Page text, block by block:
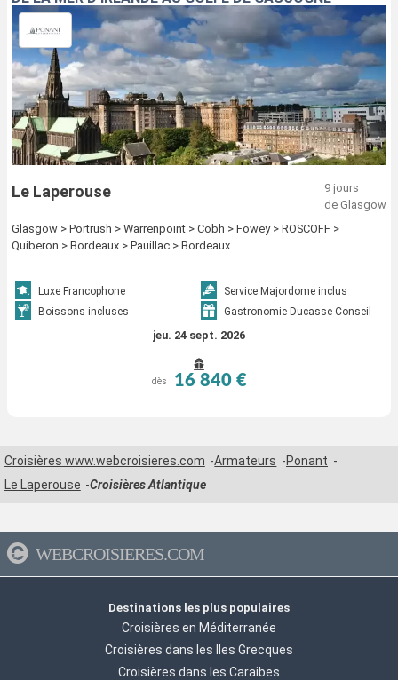
Le Laperouse
9 jours
de Glasgow
Glasgow > Portrush > Warrenpoint > Cobh > Fowey > ROSCOFF >
Quiberon > Bordeaux > Pauillac > Bordeaux
Luxe Francophone
Service Majordome inclus
Boissons incluses
Gastronomie Ducasse Conseil
jeu. 24 sept. 2026
dès 16 840 €
Croisières www.webcroisieres.com Armateurs
Ponant
Le Laperouse
Croisières Atlantique
WEBCROISIERES.COM
Destinations les plus populaires
Croisières en Méditerranée
Croisières dans les Iles Grecques
Croisières dans les Caraibes